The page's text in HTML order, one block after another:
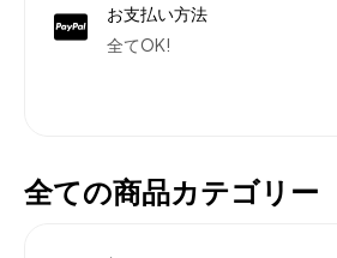
お支払い方法
全てOK!
全ての商品カテゴリー